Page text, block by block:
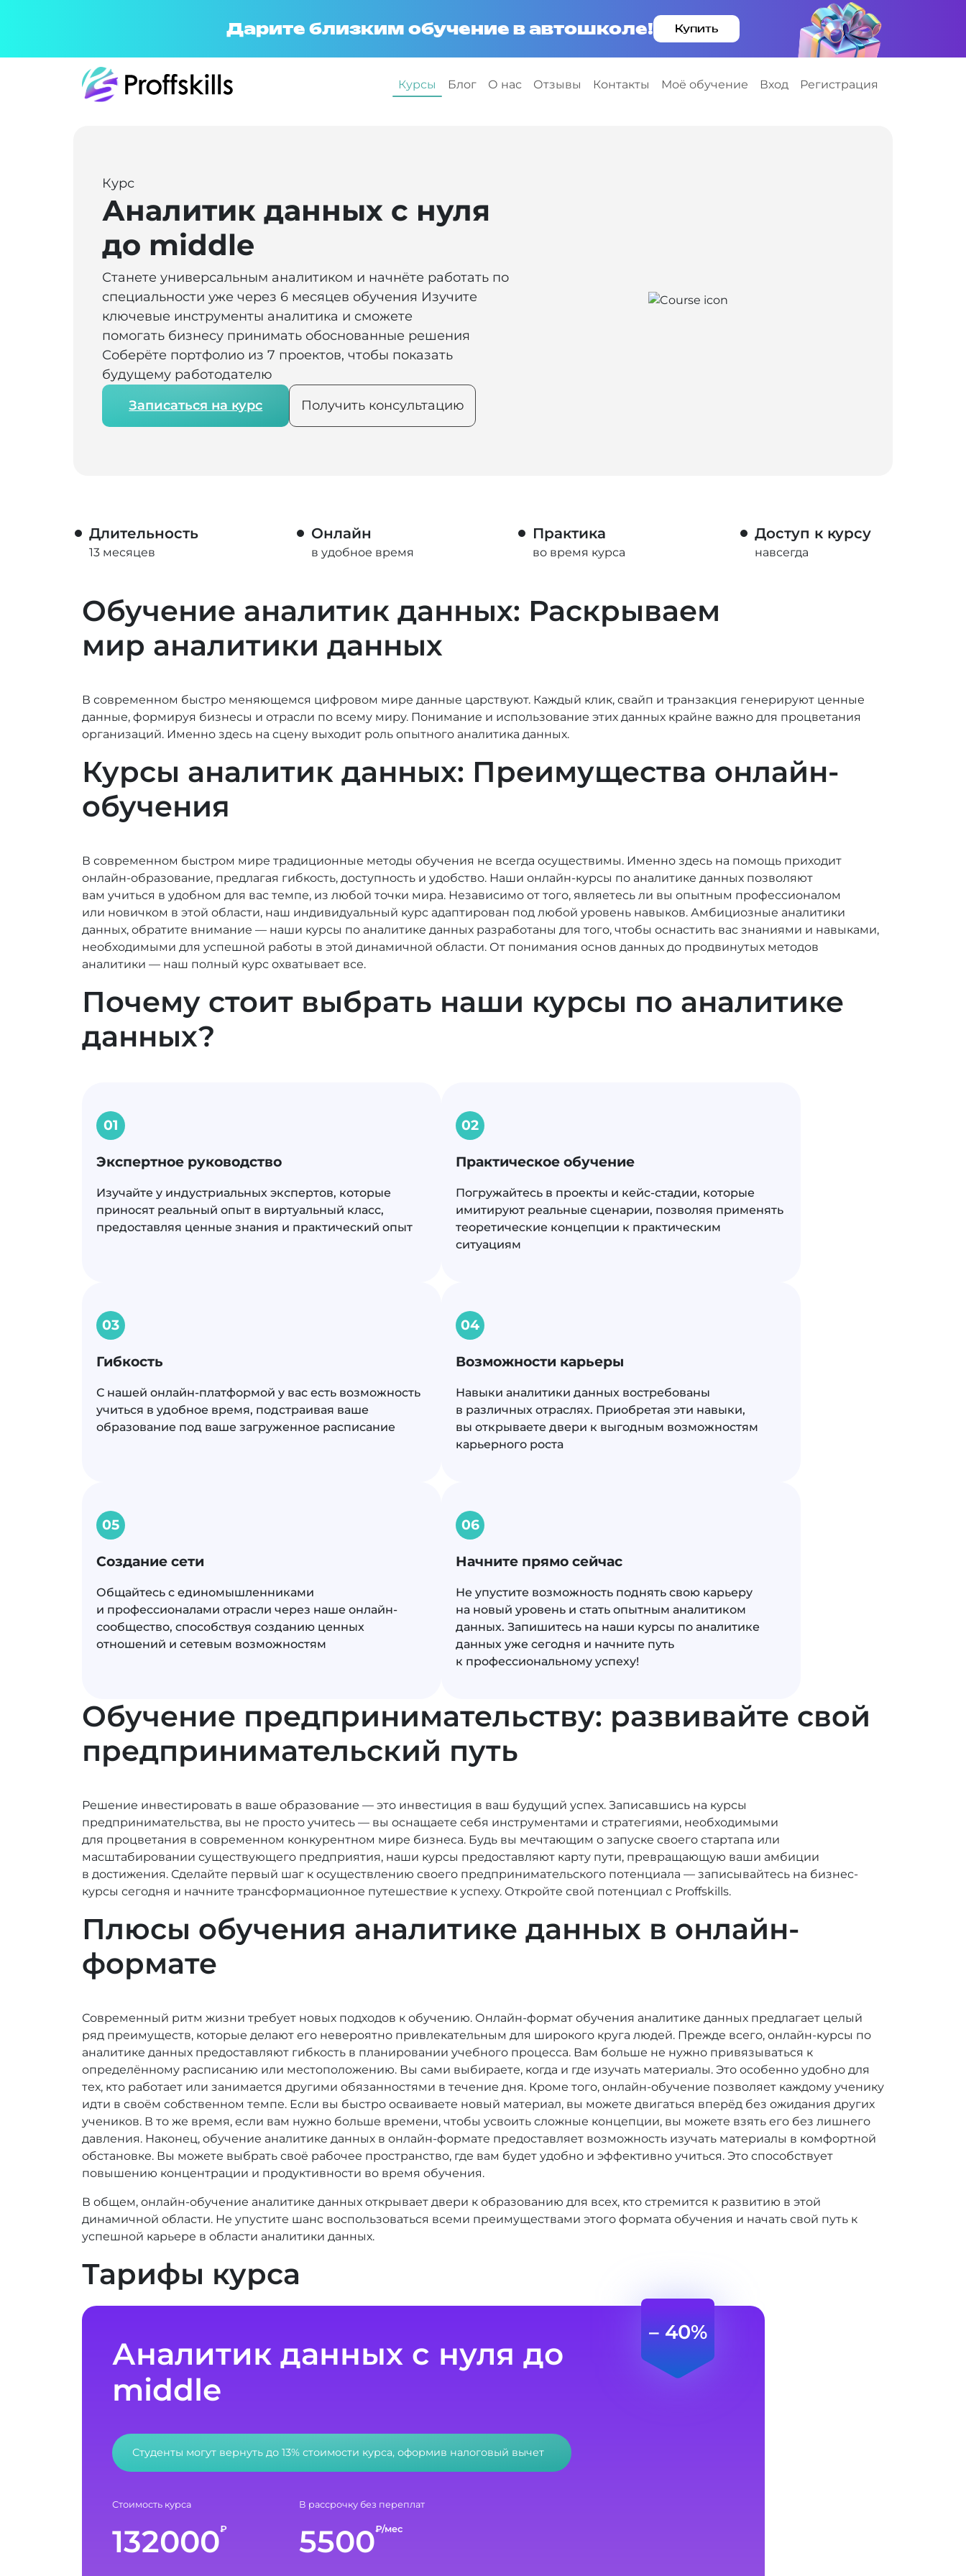
Курсы Блог О нас Отзывы Контакты Моё обучение Вход Регистрация
Дарите близким обучение в автошколе! Купить
Курс
Аналитик данных с нуля
до middle
Станете универсальным аналитиком и начнёте работать по
специальности уже через 6 месяцев обучения Изучите
ключевые инструменты аналитика и сможете
помогать бизнесу принимать обоснованные решения
Соберёте портфолио из 7 проектов, чтобы показать
будущему работодателю
Записаться на курс
Получить консультацию
Длительность
13 месяцев
Онлайн
в удобное время
Практика
во время курса
Доступ к курсу
навсегда
Обучение аналитик данных: Раскрываем
мир аналитики данных
В современном быстро меняющемся цифровом мире данные царствуют. Каждый клик, свайп и транзакция генерируют ценные
данные, формируя бизнесы и отрасли по всему миру. Понимание и использование этих данных крайне важно для процветания
организаций. Именно здесь на сцену выходит роль опытного аналитика данных.
Курсы аналитик данных: Преимущества онлайн-
обучения
В современном быстром мире традиционные методы обучения не всегда осуществимы. Именно здесь на помощь приходит
онлайн-образование, предлагая гибкость, доступность и удобство. Наши онлайн-курсы по аналитике данных позволяют
вам учиться в удобном для вас темпе, из любой точки мира. Независимо от того, являетесь ли вы опытным профессионалом
или новичком в этой области, наш индивидуальный курс адаптирован под любой уровень навыков. Амбициозные аналитики
данных, обратите внимание — наши курсы по аналитике данных разработаны для того, чтобы оснастить вас знаниями и навыками,
необходимыми для успешной работы в этой динамичной области. От понимания основ данных до продвинутых методов
аналитики — наш полный курс охватывает все.
Почему стоит выбрать наши курсы по аналитике
данных?
01
Экспертное руководство
Изучайте у индустриальных экспертов, которые
приносят реальный опыт в виртуальный класс,
предоставляя ценные знания и практический опыт
02
Практическое обучение
Погружайтесь в проекты и кейс-стадии, которые
имитируют реальные сценарии, позволяя применять
теоретические концепции к практическим
ситуациям
03
Гибкость
С нашей онлайн-платформой у вас есть возможность
учиться в удобное время, подстраивая ваше
образование под ваше загруженное расписание
04
Возможности карьеры
Навыки аналитики данных востребованы
в различных отраслях. Приобретая эти навыки,
вы открываете двери к выгодным возможностям
карьерного роста
05
Создание сети
Общайтесь с единомышленниками
и профессионалами отрасли через наше онлайн-
сообщество, способствуя созданию ценных
отношений и сетевым возможностям
06
Начните прямо сейчас
Не упустите возможность поднять свою карьеру
на новый уровень и стать опытным аналитиком
данных. Запишитесь на наши курсы по аналитике
данных уже сегодня и начните путь
к профессиональному успеху!
Обучение предпринимательству: развивайте свой
предпринимательский путь
Решение инвестировать в ваше образование — это инвестиция в ваш будущий успех. Записавшись на курсы
предпринимательства, вы не просто учитесь — вы оснащаете себя инструментами и стратегиями, необходимыми
для процветания в современном конкурентном мире бизнеса. Будь вы мечтающим о запуске своего стартапа или
масштабировании существующего предприятия, наши курсы предоставляют карту пути, превращающую ваши амбиции
в достижения. Сделайте первый шаг к осуществлению своего предпринимательского потенциала — записывайтесь на бизнес-
курсы сегодня и начните трансформационное путешествие к успеху. Откройте свой потенциал с Proffskills.
Плюсы обучения аналитике данных в онлайн-
формате
Современный ритм жизни требует новых подходов к обучению. Онлайн-формат обучения аналитике данных предлагает целый
ряд преимуществ, которые делают его невероятно привлекательным для широкого круга людей. Прежде всего, онлайн-курсы по
аналитике данных предоставляют гибкость в планировании учебного процесса. Вам больше не нужно привязываться к
определённому расписанию или местоположению. Вы сами выбираете, когда и где изучать материалы. Это особенно удобно для
тех, кто работает или занимается другими обязанностями в течение дня. Кроме того, онлайн-обучение позволяет каждому ученику
идти в своём собственном темпе. Если вы быстро осваиваете новый материал, вы можете двигаться вперёд без ожидания других
учеников. В то же время, если вам нужно больше времени, чтобы усвоить сложные концепции, вы можете взять его без лишнего
давления. Наконец, обучение аналитике данных в онлайн-формате предоставляет возможность изучать материалы в комфортной
обстановке. Вы можете выбрать своё рабочее пространство, где вам будет удобно и эффективно учиться. Это способствует
повышению концентрации и продуктивности во время обучения.
В общем, онлайн-обучение аналитике данных открывает двери к образованию для всех, кто стремится к развитию в этой
динамичной области. Не упустите шанс воспользоваться всеми преимуществами этого формата обучения и начать свой путь к
успешной карьере в области аналитики данных.
Тарифы курса
– 40%
Аналитик данных с нуля до
middle
Студенты могут вернуть до 13% стоимости курса, оформив налоговый вычет
Стоимость курса
132000₽
В рассрочку без переплат
5500₽/мес